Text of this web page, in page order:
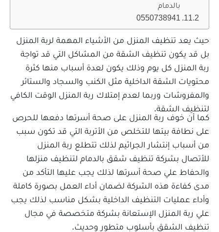
بالدمام
0550738941
حيث يعد تنظيف المنزل من الأشياء المهمة لربة المنزل
بل قد يكون تنظيف الشقة من المشاكل التي قد تواجة
ربة المنزل كل يوم وذلك يكون لعدة أسباب منها كثرة
محتويات الشقة الداخلية مثل الكنب والسجاد والستائر
والمفروشات وربما لعدم إمتلاك ربة المنزل الوقت الكافي
لتنظيف الشقة.
كما أن خوف ربة المنزل على صحة أسرتها دفعها للحرص
على نطافة بيتها للتخلص من الأتربة التي قد تكون سبب
من أسباب إنتشار الجراثيم لذلك تتطلع ربة المنزل
للأتصال بشركة تنظيف شقق بالدمام لتنظيف منزلها
والحفاط علي صحة أسرتها لذلك يجب عليها التأكد من
مدى كفاءة هذه الشركة لضمان أداء العمل بصورة كاملة
وأداء عمليات التنظيف الداخلية بشكل مناسب لذلك يجب
علي ربة المنزل الإستعانة بشركة متخصصة في مجال
تنظيف الشقق بأسلوب متطور وحديث.